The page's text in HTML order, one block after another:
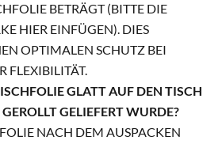
BETRÄGT (BITTE DIE
HIER EINFÜGEN). DIES
OPTIMALEN SCHUTZ BEI
FLEXIBILITÄT.
GLATT AUF DEN TISCH
GELIEFERT WURDE?
NACH DEM AUSPACKEN